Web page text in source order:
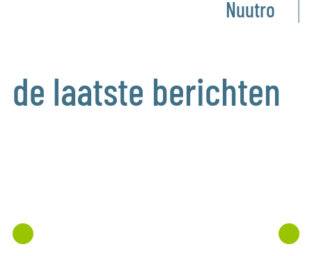
Nuutro
de laatste berichten